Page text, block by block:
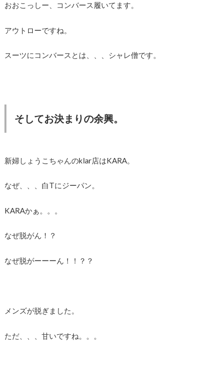
おおこっしー、コンバース履いてます。
アウトローですね。
スーツにコンバースとは、、、シャレ僧です。
そしてお決まりの余興。
新婦しょうこちゃんのklar店はKARA。
なぜ、、、白Tにジーパン。
KARAかぁ。。。
なぜ脱がん！？
なぜ脱がーーーん！！？？
メンズが脱ぎました。
ただ、、、甘いですね。。。